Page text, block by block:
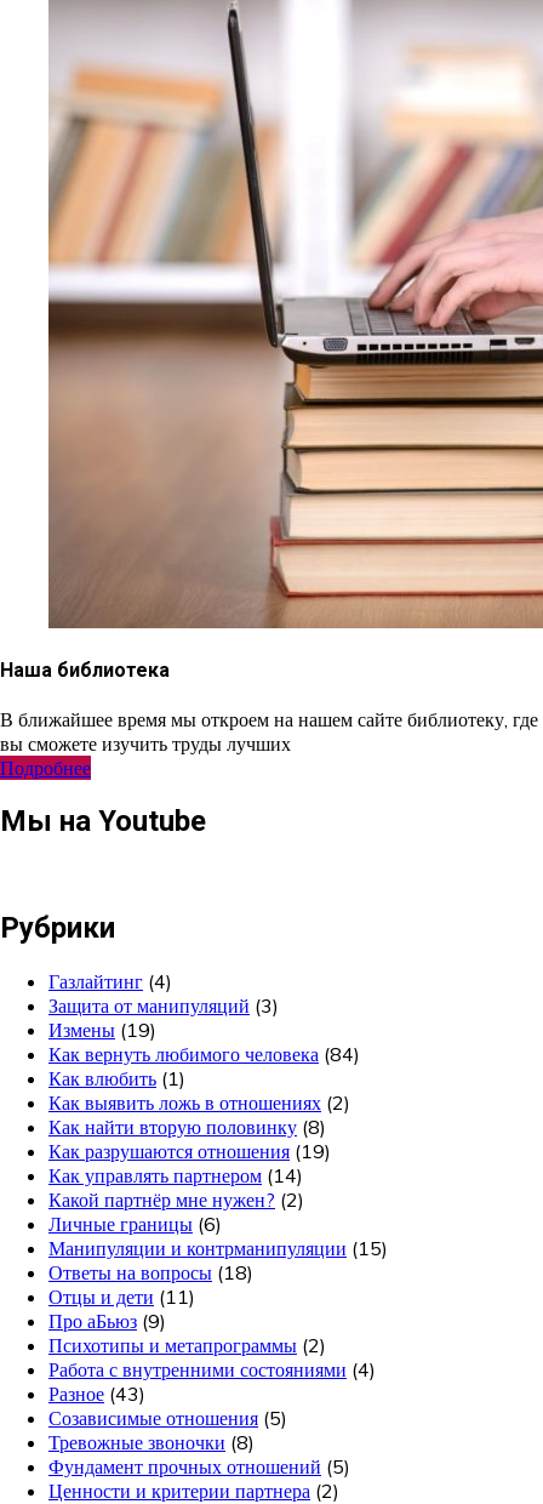
Наша библиотека
В ближайшее время мы откроем на нашем сайте библиотеку, где
вы сможете изучить труды лучших
Подробнее
Мы на Youtube
Рубрики
Газлайтинг (4)
Защита от манипуляций (3)
Измены (19)
Как вернуть любимого человека (84)
Как влюбить (1)
Как выявить ложь в отношениях (2)
Как найти вторую половинку (8)
Как разрушаются отношения (19)
Как управлять партнером (14)
Какой партнёр мне нужен? (2)
Личные границы (6)
Манипуляции и контрманипуляции (15)
Ответы на вопросы (18)
Отцы и дети (11)
Про аБьюз (9)
Психотипы и метапрограммы (2)
Работа с внутренними состояниями (4)
Разное (43)
Созависимые отношения (5)
Тревожные звоночки (8)
Фундамент прочных отношений (5)
Ценности и критерии партнера (2)